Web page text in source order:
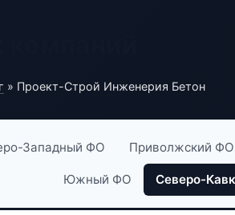
» Проект-Строй Инженерия Бетон
Западный ФО Приволжский ФО
Южный ФО Северо-